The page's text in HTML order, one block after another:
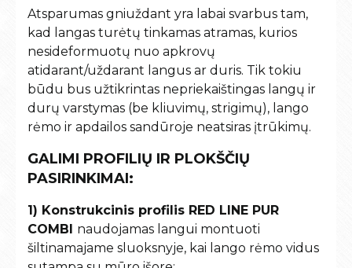
Atsparumas gniuždant yra labai svarbus tam,
kad langas turėtų tinkamas atramas, kurios
nesideformuotų nuo apkrovų
atidarant/uždarant langus ar duris. Tik tokiu
būdu bus užtikrintas nepriekaištingas langų ir
durų varstymas (be kliuvimų, strigimų), lango
rėmo ir apdailos sandūroje neatsiras įtrūkimų.
GALIMI PROFILIŲ IR PLOKŠČIŲ
PASIRINKIMAI:
1) Konstrukcinis profilis RED LINE PUR
COMBI naudojamas langui montuoti
šiltinamajame sluoksnyje, kai lango rėmo vidus